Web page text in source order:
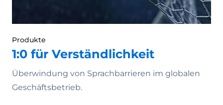
Produkte
1:0 für Verständlichkeit
Überwindung von Sprachbarrieren im globalen
Geschäftsbetrieb.